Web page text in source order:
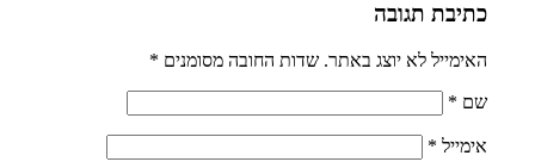
כתיבת תגובה
האימייל לא יוצג באתר. שדות החובה מסומנים *
שם *
אימייל *